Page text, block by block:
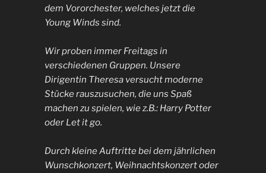
dem Vororchester, welches jetzt die
Young Winds sind.
Wir proben immer Freitags in
verschiedenen Gruppen. Unsere
Dirigentin Theresa versucht moderne
Stücke rauszusuchen, die uns Spaß
machen zu spielen, wie z.B.: Harry Potter
oder Let it go.
Durch kleine Auftritte bei dem jährlichen
Wunschkonzert, Weihnachtskonzert oder